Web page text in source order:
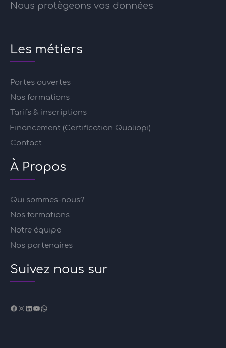
Nous protègeons vos données
Les métiers
Portes ouvertes
Nos formations
Tarifs & inscriptions
Financement (Certification Qualiopi)
Contact
À Propos
Qui sommes-nous?
Nos formations
Notre équipe
Nos partenaires
Suivez nous sur
Facebook
Instagram
LinkedIn
YouTube
WhatsApp